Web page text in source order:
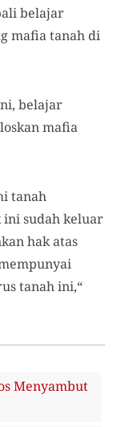
belajar
mafia tanah di
belajar
mafia
tanah
ini sudah keluar
hak atas
tanah ini,“
Menyambut